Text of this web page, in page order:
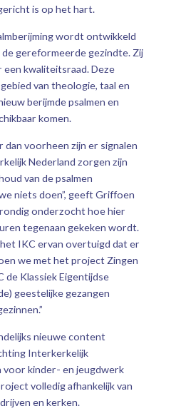
is op het hart.
wordt ontwikkeld
gereformeerde gezindte. Zij
kwaliteitsraad. Deze
van theologie, taal en
berijmde psalmen en
komen.
dan voorheen zijn er signalen
Nederland zorgen zijn
van de psalmen
niets doen”, geeft Griffoen
onderzocht hoe hier
tegenaan gekeken wordt.
IKC ervan overtuigd dat er
we met het project Zingen
de Klassiek Eigentijdse
geestelijke gezangen
nieuwe content
Interkerkelijk
voor kinder- en jeugdwerk
volledig afhankelijk van
en kerken.